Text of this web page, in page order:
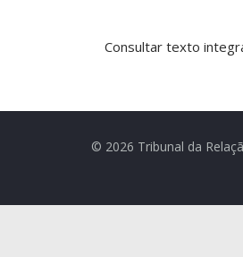
Consultar texto
© 2026 Tribunal da